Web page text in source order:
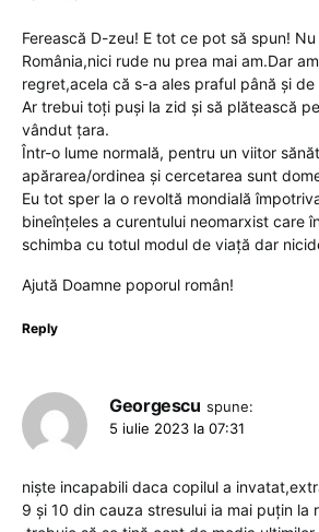
Ferească D-zeu! E tot ce pot să spun!
România,nici rude nu prea mai am.Dar
regret,acela că s-a ales praful până și
Ar trebui toți puși la zid și să plătească
vândut țara.
Într-o lume normală, pentru un viitor
apărarea/ordinea și cercetarea sunt
Eu tot sper la o revoltă mondială
bineînțeles a curentului neomarxist care
schimba cu totul modul de viață dar
Ajută Doamne poporul român!
Reply
Georgescu spune:
5 iulie 2023 la 07:31
niște incapabili daca copilul a
9 și 10 din cauza stresului ia mai puțin la